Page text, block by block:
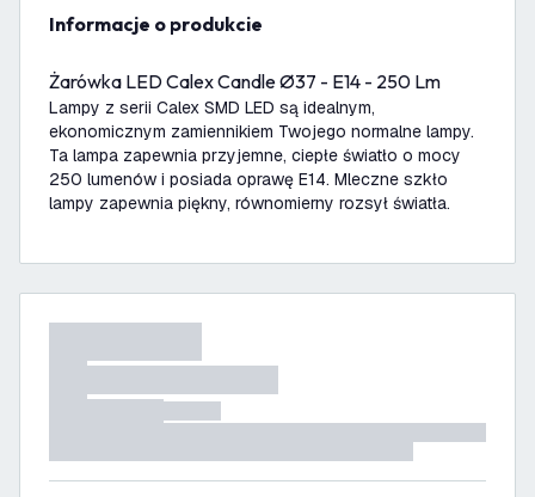
informacje o produkcie
Żarówka LED Calex Candle Ø37 - E14 - 250 Lm
Lampy z serii Calex SMD LED są idealnym,
ekonomicznym zamiennikiem Twojego normalne lampy.
Ta lampa zapewnia przyjemne, ciepłe światło o mocy
250 lumenów i posiada oprawę E14. Mleczne szkło
lampy zapewnia piękny, równomierny rozsył światła.